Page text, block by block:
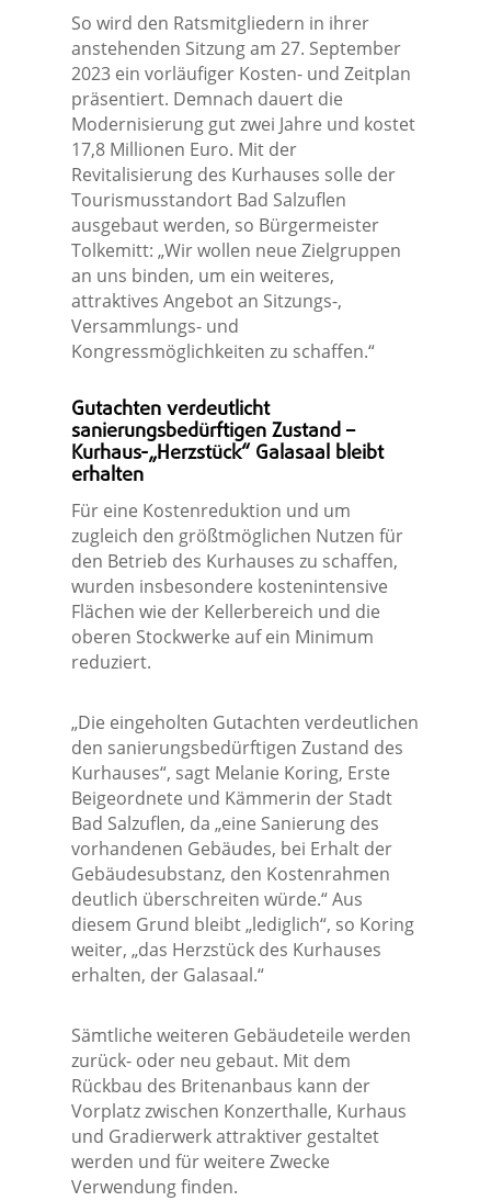
So wird den Ratsmitgliedern in ihrer
anstehenden Sitzung am 27. September
2023 ein vorläufiger Kosten- und Zeitplan
präsentiert. Demnach dauert die
Modernisierung gut zwei Jahre und kostet
17,8 Millionen Euro. Mit der
Revitalisierung des Kurhauses solle der
Tourismusstandort Bad Salzuflen
ausgebaut werden, so Bürgermeister
Tolkemitt: „Wir wollen neue Zielgruppen
an uns binden, um ein weiteres,
attraktives Angebot an Sitzungs-,
Versammlungs- und
Kongressmöglichkeiten zu schaffen.“
Gutachten verdeutlicht
sanierungsbedürftigen Zustand –
Kurhaus-„Herzstück“ Galasaal bleibt
erhalten
Für eine Kostenreduktion und um
zugleich den größtmöglichen Nutzen für
den Betrieb des Kurhauses zu schaffen,
wurden insbesondere kostenintensive
Flächen wie der Kellerbereich und die
oberen Stockwerke auf ein Minimum
reduziert.
„Die eingeholten Gutachten verdeutlichen
den sanierungsbedürftigen Zustand des
Kurhauses“, sagt Melanie Koring, Erste
Beigeordnete und Kämmerin der Stadt
Bad Salzuflen, da „eine Sanierung des
vorhandenen Gebäudes, bei Erhalt der
Gebäudesubstanz, den Kostenrahmen
deutlich überschreiten würde.“ Aus
diesem Grund bleibt „lediglich“, so Koring
weiter, „das Herzstück des Kurhauses
erhalten, der Galasaal.“
Sämtliche weiteren Gebäudeteile werden
zurück- oder neu gebaut. Mit dem
Rückbau des Britenanbaus kann der
Vorplatz zwischen Konzerthalle, Kurhaus
und Gradierwerk attraktiver gestaltet
werden und für weitere Zwecke
Verwendung finden.